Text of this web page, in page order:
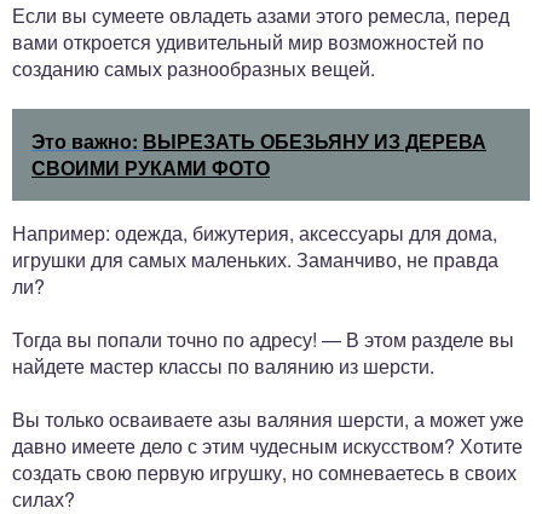
Если вы сумеете овладеть азами этого ремесла, перед
вами откроется удивительный мир возможностей по
созданию самых разнообразных вещей.
Это важно: ВЫРЕЗАТЬ ОБЕЗЬЯНУ ИЗ ДЕРЕВА
СВОИМИ РУКАМИ ФОТО
Например: одежда, бижутерия, аксессуары для дома,
игрушки для самых маленьких. Заманчиво, не правда
ли?
Тогда вы попали точно по адресу! — В этом разделе вы
найдете мастер классы по валянию из шерсти.
Вы только осваиваете азы валяния шерсти, а может уже
давно имеете дело с этим чудесным искусством? Хотите
создать свою первую игрушку, но сомневаетесь в своих
силах?